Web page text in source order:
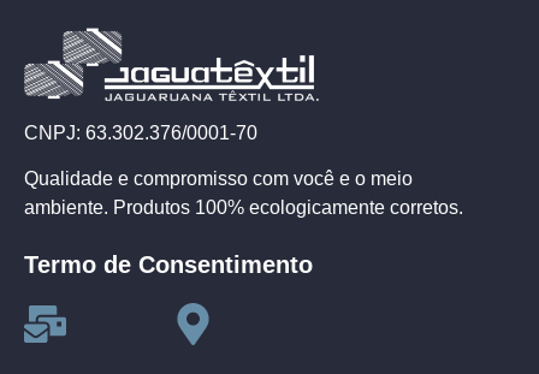
CNPJ: 63.302.376/0001-70
Qualidade e compromisso com você e o meio
ambiente. Produtos 100% ecologicamente corretos.
Termo de Consentimento